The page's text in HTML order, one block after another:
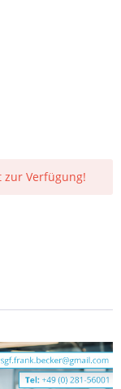
Verfügung!